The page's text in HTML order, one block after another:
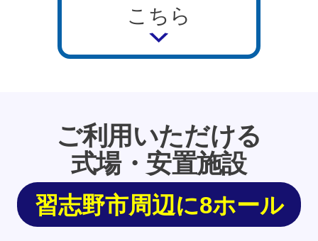
こちら
ご利用いただける
式場・安置施設
習志野市周辺に8ホール